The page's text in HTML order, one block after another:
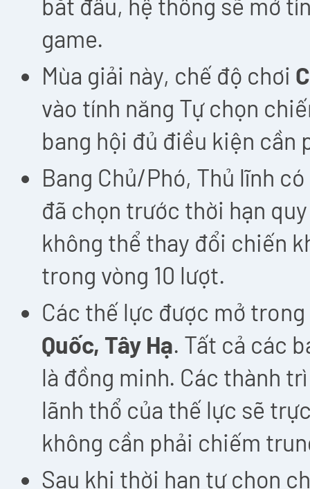
bắt đầu, hệ thống sẽ mở
game.
Mùa giải này, chế độ chơi
vào tính năng Tự chọn
bang hội đủ điều kiện cần
Bang Chủ/Phó, Thủ lĩnh
đã chọn trước thời hạn
không thể thay đổi chiến
trong vòng 10 lượt.
Các thế lực được mở
Quốc, Tây Hạ. Tất cả các
là đồng minh. Các thành
lãnh thổ của thế lực sẽ
không cần phải chiếm
Sau khi thời hạn tự chọn